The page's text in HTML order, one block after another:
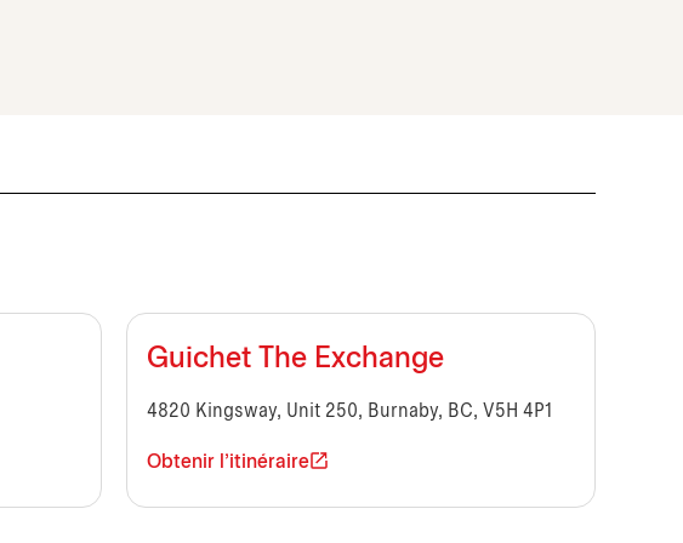
Guichet The Exchange
4820 Kingsway, Unit 250, Burnaby, BC, V5H 4P1
Obtenir l'itinéraire